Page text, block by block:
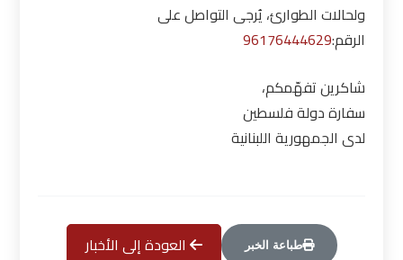
ولحالات الطوارئ، يُرجى التواصل على
الرقم:96176444629
شاكرين تفهّمكم،
سفارة دولة فلسطين
لدى الجمهورية اللبنانية
العودة إلى الأخبار طباعة الخبر